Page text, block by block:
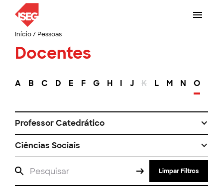
Início/ Pessoas
Docentes
A B C D E F G H I J K L M N O
Professor Catedrático
Ciências Sociais
Limpar Filtros